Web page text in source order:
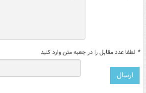
* لطفا عدد مقابل را در جعبه متن وارد کنید